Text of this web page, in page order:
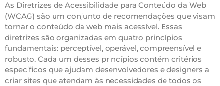
As Diretrizes de Acessibilidade para Conteúdo da Web
(WCAG) são um conjunto de recomendações que visam
tornar o conteúdo da web mais acessível. Essas
diretrizes são organizadas em quatro princípios
fundamentais: perceptível, operável, compreensível e
robusto. Cada um desses princípios contém critérios
específicos que ajudam desenvolvedores e designers a
criar sites que atendam às necessidades de todos os